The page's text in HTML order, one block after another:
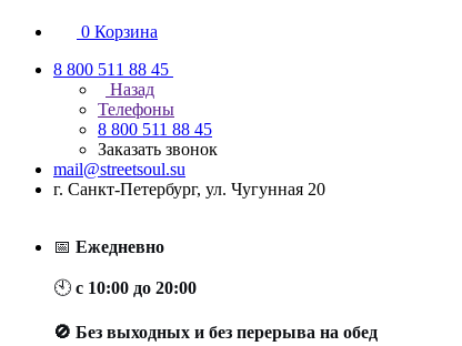
0 Корзина
8 800 511 88 45
Назад
Телефоны
8 800 511 88 45
Заказать звонок
mail@streetsoul.su
г. Санкт-Петербург, ул. Чугунная 20
📅 Ежедневно
🕙 с 10:00 до 20:00
🚫 Без выходных и без перерыва на обед